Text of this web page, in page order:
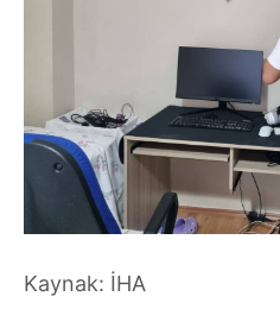
Kaynak: İHA